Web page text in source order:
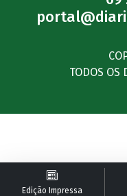
Edição Impressa
TODOS OS